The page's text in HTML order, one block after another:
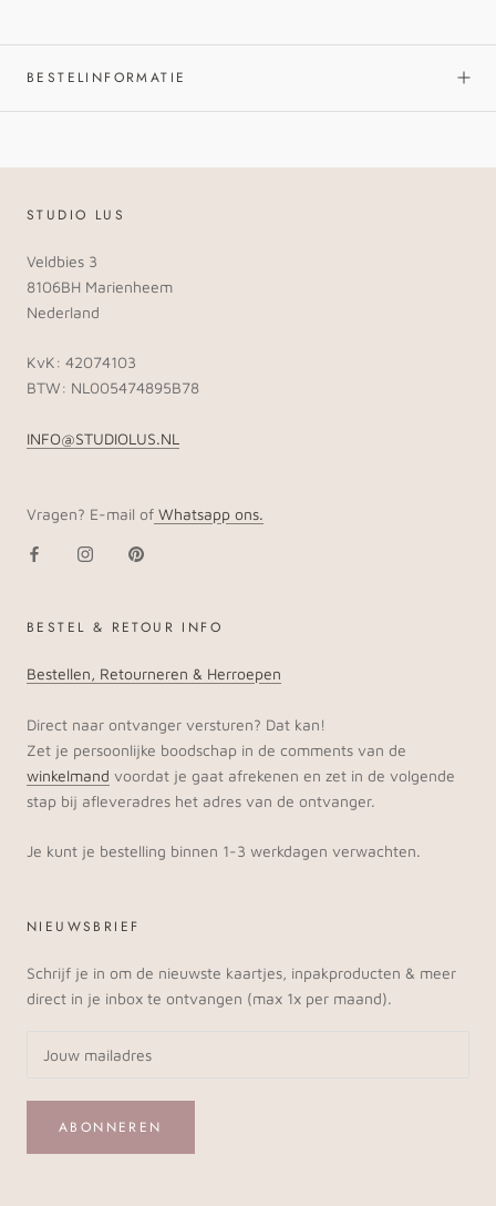
BESTELINFORMATIE
STUDIO LUS
Veldbies 3
8106BH Marienheem
Nederland
KvK: 42074103
BTW: NL005474895B78
INFO@STUDIOLUS.NL
Vragen? E-mail of Whatsapp ons.
BESTEL & RETOUR INFO
Bestellen, Retourneren & Herroepen
Direct naar ontvanger versturen? Dat kan!
Zet je persoonlijke boodschap in de comments van de
winkelmand voordat je gaat afrekenen en zet in de volgende
stap bij afleveradres het adres van de ontvanger.
Je kunt je bestelling binnen 1-3 werkdagen verwachten.
NIEUWSBRIEF
Schrijf je in om de nieuwste kaartjes, inpakproducten & meer
direct in je inbox te ontvangen (max 1x per maand).
ABONNEREN